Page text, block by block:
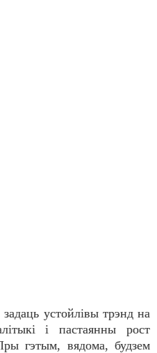
устойлівы трэнд на
і пастаянны рост
гэтым, вядома, будзем